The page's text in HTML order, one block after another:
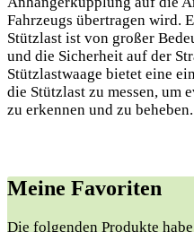
Fahrzeugs übertragen wird.
Stützlast ist von großer
und die Sicherheit auf der
Stützlastwaage bietet eine
die Stützlast zu messen, um
zu erkennen und zu beheben.
Meine Favoriten
Die folgenden Produkte